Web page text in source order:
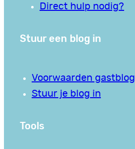
Direct hulp nodig?
Stuur een blog in
Voorwaarden gastblog
Stuur je blog in
Tools